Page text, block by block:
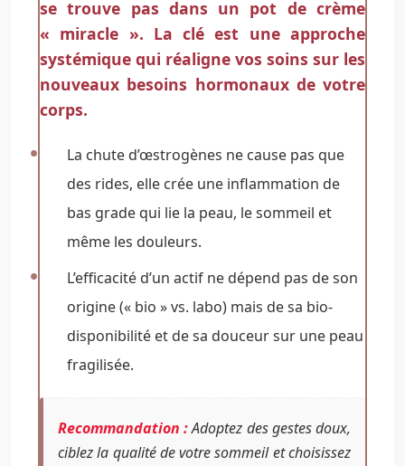
se trouve pas dans un pot de crème
« miracle ». La clé est une approche
systémique qui réaligne vos soins sur les
nouveaux besoins hormonaux de votre
corps.
La chute d’œstrogènes ne cause pas que
des rides, elle crée une inflammation de
bas grade qui lie la peau, le sommeil et
même les douleurs.
L’efficacité d’un actif ne dépend pas de son
origine (« bio » vs. labo) mais de sa bio-
disponibilité et de sa douceur sur une peau
fragilisée.
Recommandation :Adoptez des gestes doux,
ciblez la qualité de votre sommeil et choisissez